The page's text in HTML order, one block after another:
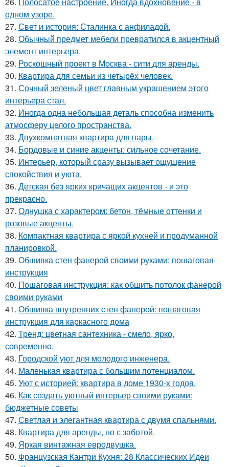
одном узоре.
27. Свет и история: Сталинка с анфиладой.
28. Обычный предмет мебели превратился в акцентный
элемент интерьера.
29. Роскошный проект в Москва - сити для аренды.
30. Квартира для семьи из четырёх человек.
31. Сочный зеленый цвет главным украшением этого
интерьера стал.
32. Иногда одна небольшая деталь способна изменить
атмосферу целого пространства.
33. Двухкомнатная квартира для пары.
34. Бордовые и синие акценты: сильное сочетание.
35. Интерьер, который сразу вызывает ощущение
спокойствия и уюта.
36. Детская без ярких кричащих акцентов - и это
прекрасно.
37. Однушка с характером: бетон, тёмные оттенки и
розовые акценты.
38. Компактная квартира с яркой кухней и продуманной
планировкой.
39. Обшивка стен фанерой своими руками: пошаговая
инструкция
40. Пошаговая инструкция: как обшить потолок фанерой
своими руками
41. Обшивка внутренних стен фанерой: пошаговая
инструкция для каркасного дома
42. Тренд: цветная сантехника - смело, ярко,
современно.
43. Городской уют для молодого инженера.
44. Маленькая квартира с большим потенциалом.
45. Уют с историей: квартира в доме 1930-х годов.
46. Как создать уютный интерьер своими руками:
бюджетные советы
47. Светлая и элегантная квартира с двумя спальнями.
48. Квартира для аренды, но с заботой.
49. Яркая винтажная евродвушка.
50. Французская Кантри Кухня: 28 Классических Идеи